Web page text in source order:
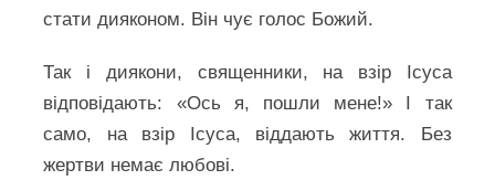
стати дияконом. Він чує голос Божий.
Так і диякони, священники, на взір Ісуса
відповідають: «Ось я, пошли мене!» І так
само, на взір Ісуса, віддають життя. Без
жертви немає любові.